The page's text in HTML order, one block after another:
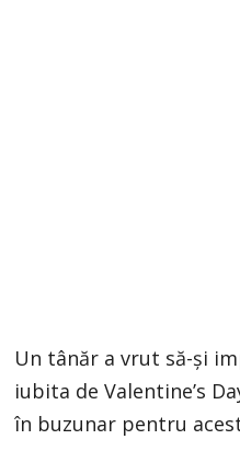
Un tânăr a vrut să-și
iubita de Valentine’s
în buzunar pentru